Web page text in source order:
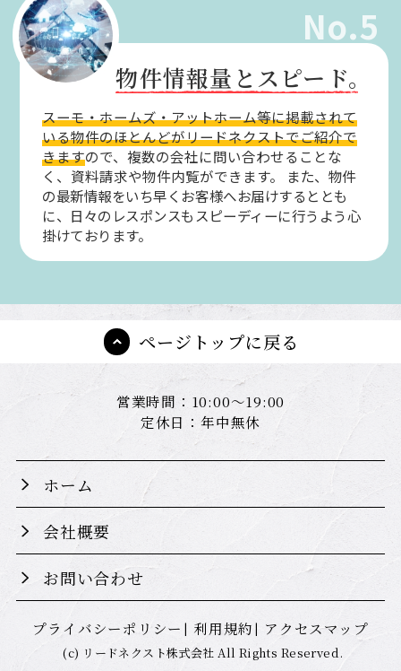
No.5
物件情報量とスピード。
スーモ・ホームズ・アットホーム等に掲載されて
いる物件のほとんどがリードネクストでご紹介で
きますので、複数の会社に問い合わせることな
く、資料請求や物件内覧ができます。
また、物件
の最新情報をいち早くお客様へお届けするととも
に、日々のレスポンスもスピーディーに行うよう心
掛けております。
ページトップに戻る
営業時間：10:00～19:00
定休日：年中無休
ホーム
会社概要
お問い合わせ
プライバシーポリシー 利用規約 アクセスマップ
(c) リードネクスト株式会社 All Rights Reserved.